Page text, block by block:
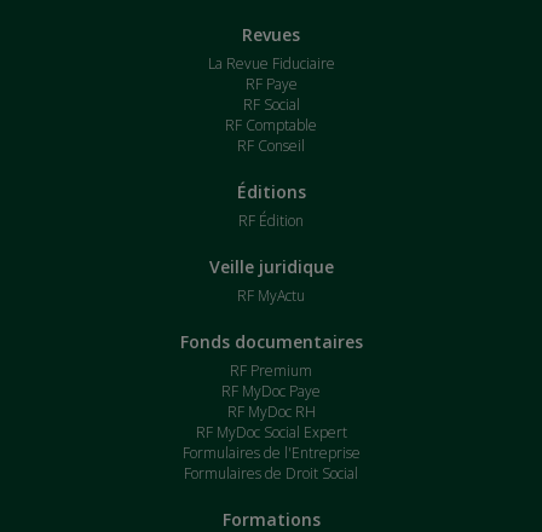
Revues
La Revue Fiduciaire
RF Paye
RF Social
RF Comptable
RF Conseil
Éditions
RF Édition
Veille juridique
RF MyActu
Fonds documentaires
RF Premium
RF MyDoc Paye
RF MyDoc RH
RF MyDoc Social Expert
Formulaires de l'Entreprise
Formulaires de Droit Social
Formations